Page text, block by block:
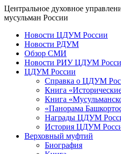
Центральное духовное
мусульман России
Новости ЦДУМ России
Новости РДУМ
Обзор СМИ
Новости РИУ ЦДУМ
ЦДУМ России
Справка о ЦДУМ
Книга
Книга
«Панорама
Награды ЦДУМ
История ЦДУМ
Верховный муфтий
Биография